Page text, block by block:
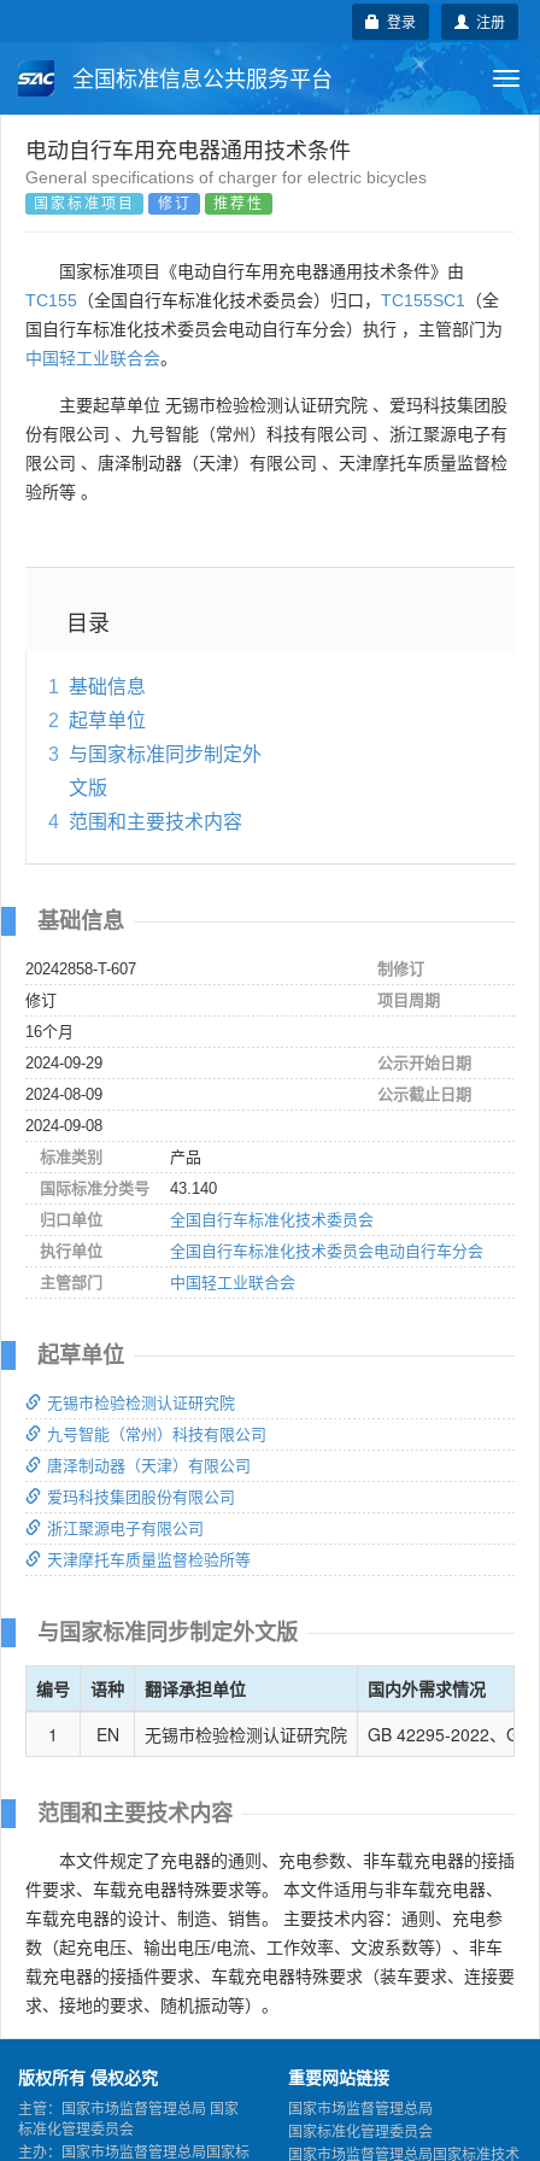
注册
登录
全国标准信息公共服务平台
国家标准 行业标准
团体标准 企业标准
国外标准 技术委员会
电动自行车用充电器通用技术条件
General specifications of charger for electric bicycles
国家标准项目 修订 推荐性
国家标准项目《电动自行车用充电器通用技术条件》由
TC155 （全国自行车标准化技术委员会）归口， TC155SC1
（全
国自行车标准化技术委员会电动自行车分会）执行 ，主管部门为
中国轻工业联合会。
主要起草单位 无锡市检验检测认证研究院 、 爱玛科技集团股
份有限公司 、 九号智能（常州）科技有限公司 、 浙江聚源电子有
限公司 、 唐泽制动器（天津）有限公司 、 天津摩托车质量监督检
验所等 。
目录
1 基础信息
2 起草单位
3 与国家标准同步制定外
文版
4 范围和主要技术内容
基础信息
20242858-T-607
制修订
修订
项目周期
16个月
2024-09-29
公示开始日期
2024-08-09
公示截止日期
2024-09-08
标准类别
产品
国际标准分类号
43.140
归口单位
全国自行车标准化技术委员会
执行单位
全国自行车标准化技术委员会电动自行车分会
主管部门
中国轻工业联合会
起草单位
无锡市检验检测认证研究院
九号智能（常州）科技有限公司
唐泽制动器（天津）有限公司
爱玛科技集团股份有限公司
浙江聚源电子有限公司
天津摩托车质量监督检验所等
与国家标准同步制定外文版
编号 语种 翻译承担单位
国内外需求情况
1
EN 无锡市检验检测认证研究院 GB 42295-2022、GB
范围和主要技术内容
本文件规定了充电器的通则、充电参数、非车载充电器的接插
件要求、车载充电器特殊要求等。 本文件适用与非车载充电器、
车载充电器的设计、制造、销售。 主要技术内容：通则、充电参
数（起充电压、输出电压/电流、工作效率、文波系数等）、非车
载充电器的接插件要求、车载充电器特殊要求（装车要求、连接要
求、接地的要求、随机振动等）。
版权所有 侵权必究
主管：国家市场监督管理总局 国家
标准化管理委员会
主办：国家市场监督管理总局国家标
重要网站链接
国家市场监督管理总局
国家标准化管理委员会
国家市场监督管理总局国家标准技术